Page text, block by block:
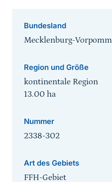
Bundesland
Mecklenburg-
Region und Größe
kontinentale Region
13.00 ha
Nummer
2338-302
Art des Gebiets
FFH-Gebiet